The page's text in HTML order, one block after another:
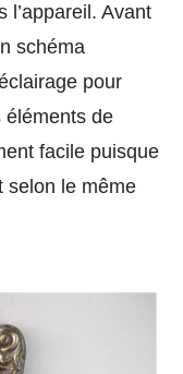
l’appareil. Avant
schéma
pour
éléments de
facile puisque
selon le même